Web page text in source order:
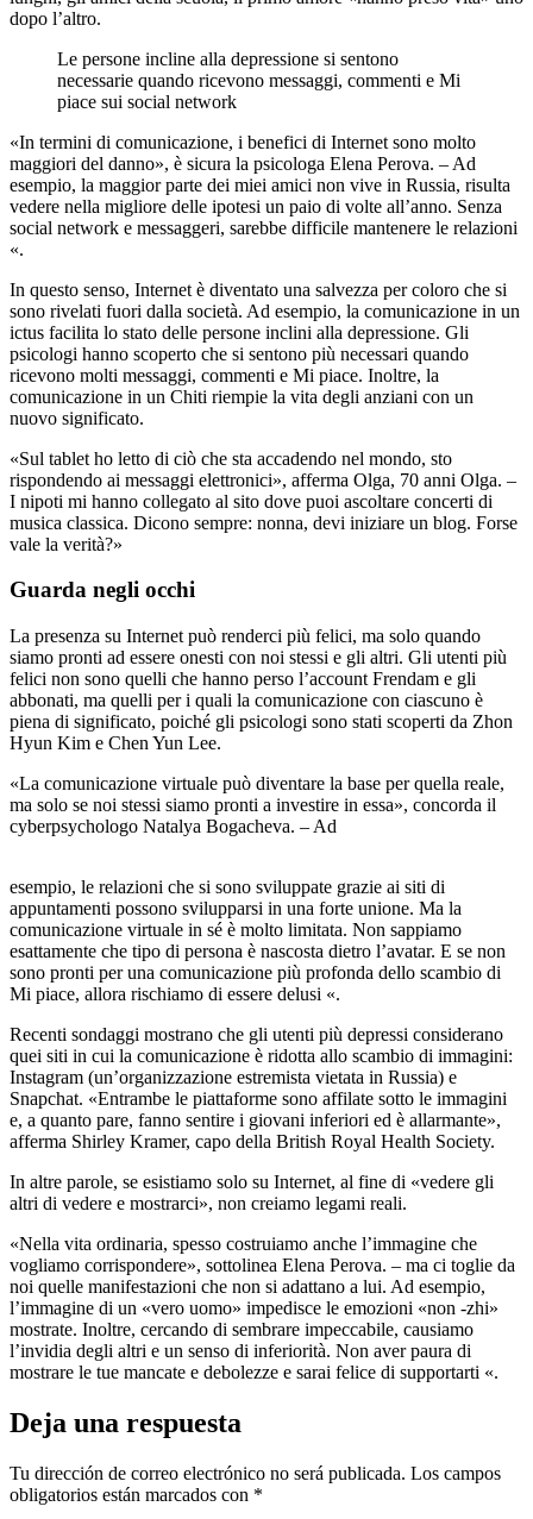
dopo l’altro.
Le persone incline alla depressione si sentono
necessarie quando ricevono messaggi, commenti e Mi
piace sui social network
«In termini di comunicazione, i benefici di Internet sono molto
maggiori del danno», è sicura la psicologa Elena Perova. – Ad
esempio, la maggior parte dei miei amici non vive in Russia, risulta
vedere nella migliore delle ipotesi un paio di volte all’anno. Senza
social network e messaggeri, sarebbe difficile mantenere le relazioni
«.
In questo senso, Internet è diventato una salvezza per coloro che si
sono rivelati fuori dalla società. Ad esempio, la comunicazione in un
ictus facilita lo stato delle persone inclini alla depressione. Gli
psicologi hanno scoperto che si sentono più necessari quando
ricevono molti messaggi, commenti e Mi piace. Inoltre, la
comunicazione in un Chiti riempie la vita degli anziani con un
nuovo significato.
«Sul tablet ho letto di ciò che sta accadendo nel mondo, sto
rispondendo ai messaggi elettronici», afferma Olga, 70 anni Olga. –
I nipoti mi hanno collegato al sito dove puoi ascoltare concerti di
musica classica. Dicono sempre: nonna, devi iniziare un blog. Forse
vale la verità?»
Guarda negli occhi
La presenza su Internet può renderci più felici, ma solo quando
siamo pronti ad essere onesti con noi stessi e gli altri. Gli utenti più
felici non sono quelli che hanno perso l’account Frendam e gli
abbonati, ma quelli per i quali la comunicazione con ciascuno è
piena di significato, poiché gli psicologi sono stati scoperti da Zhon
Hyun Kim e Chen Yun Lee.
«La comunicazione virtuale può diventare la base per quella reale,
ma solo se noi stessi siamo pronti a investire in essa», concorda il
cyberpsychologo Natalya Bogacheva. – Ad
esempio, le relazioni che si sono sviluppate grazie ai siti di
appuntamenti possono svilupparsi in una forte unione. Ma la
comunicazione virtuale in sé è molto limitata. Non sappiamo
esattamente che tipo di persona è nascosta dietro l’avatar. E se non
sono pronti per una comunicazione più profonda dello scambio di
Mi piace, allora rischiamo di essere delusi «.
Recenti sondaggi mostrano che gli utenti più depressi considerano
quei siti in cui la comunicazione è ridotta allo scambio di immagini:
Instagram (un’organizzazione estremista vietata in Russia) e
Snapchat. «Entrambe le piattaforme sono affilate sotto le immagini
e, a quanto pare, fanno sentire i giovani inferiori ed è allarmante»,
afferma Shirley Kramer, capo della British Royal Health Society.
In altre parole, se esistiamo solo su Internet, al fine di «vedere gli
altri di vedere e mostrarci», non creiamo legami reali.
«Nella vita ordinaria, spesso costruiamo anche l’immagine che
vogliamo corrispondere», sottolinea Elena Perova. – ma ci toglie da
noi quelle manifestazioni che non si adattano a lui. Ad esempio,
l’immagine di un «vero uomo» impedisce le emozioni «non -zhi»
mostrate. Inoltre, cercando di sembrare impeccabile, causiamo
l’invidia degli altri e un senso di inferiorità. Non aver paura di
mostrare le tue mancate e debolezze e sarai felice di supportarti «.
Deja una respuesta
Tu dirección de correo electrónico no será publicada. Los campos
obligatorios están marcados con *